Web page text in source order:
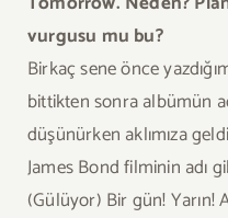
vurgusu mu bu?
Birkaç sene önce
bittikten sonra albümün
düşünürken aklımıza
James Bond filminin adı
(Gülüyor) Bir gün! Yarın!